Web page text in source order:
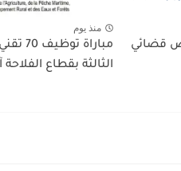
200 مفوض قضائي
منذ يوم
مباراة
الثالثة بقطاع الفلاحة